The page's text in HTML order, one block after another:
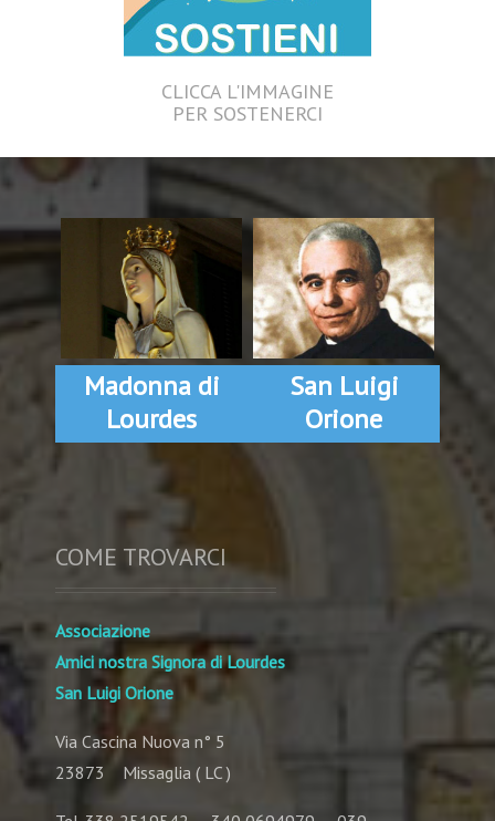
CLICCA L'IMMAGINE
PER SOSTENERCI
Madonna di
Lourdes
San Luigi
Orione
COME TROVARCI
Associazione
Amici nostra Signora di Lourdes
San Luigi Orione
Via Cascina Nuova n° 5
23873 Missaglia ( LC )